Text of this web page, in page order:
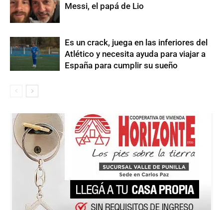
Messi, el papá de Lio
Es un crack, juega en las inferiores del
Atlético y necesita ayuda para viajar a
España para cumplir su sueño